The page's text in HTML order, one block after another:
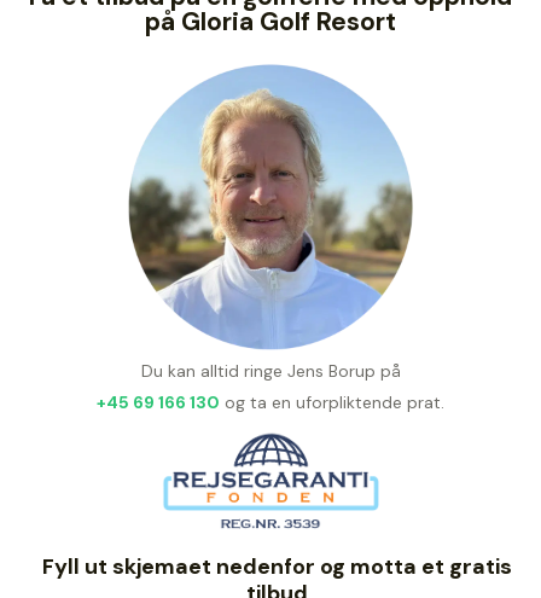
på Gloria Golf Resort
Du kan alltid ringe Jens Borup på
+45 69 166 130 og ta en uforpliktende prat.
Fyll ut skjemaet nedenfor og motta et gratis